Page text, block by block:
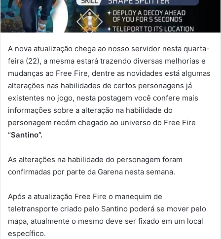
A nova atualização chega ao nosso servidor nesta quarta-
feira (22), a mesma estará trazendo diversas melhorias e
mudanças ao Free Fire, dentre as novidades está algumas
alterações nas habilidades de certos personagens já
existentes no jogo, nesta postagem você confere mais
informações sobre a alteração na habilidade do
personagem recém chegado ao universo do Free Fire
“Santino”.
As alterações na habilidade do personagem foram
confirmadas por parte da Garena nesta semana.
Após a atualização Free Fire o manequim de
teletransporte criado pelo Santino poderá se mover pelo
mapa, atualmente o mesmo deve ser fixado em um local
específico.